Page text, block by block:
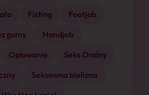
Fisting
Footjob
gumy
Handjob
Opluwanie
Seks Oralny
Seksowna bielizna